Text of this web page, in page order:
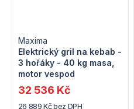
Elektrický gril na kebab -
3 hořáky - 40 kg masa,
motor vespod
Maxima
26 889 Kč bez DPH
32 536 Kč